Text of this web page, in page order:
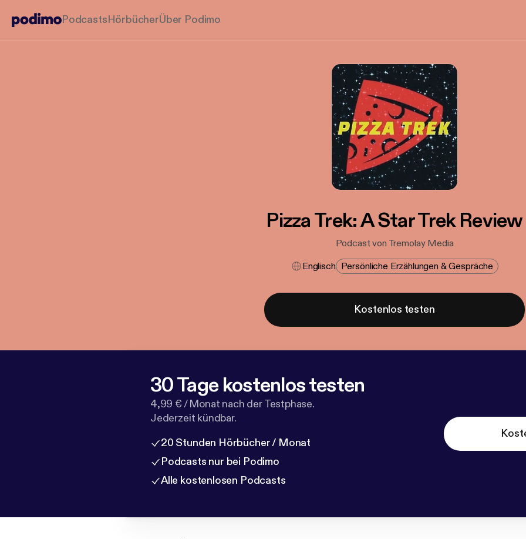
PodcastsHörbücherÜber Podimo
Pizza Trek: A Star Trek Review
Podcast von Tremolay Media
Englisch Persönliche Erzählungen & Gespräche
Kostenlos testen
30 Tage kostenlos testen
4,99 € / Monat nach der Testphase.
Jederzeit kündbar.
20 Stunden Hörbücher / Monat
Podcasts nur bei Podimo
Alle kostenlosen Podcasts